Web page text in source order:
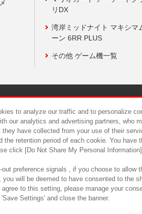
リDX
湾岸ミッドナイト マキシマ
ーン 6RR PLUS
その他 ゲーム機一覧
食品のご提供について カスタマ
to analyze our traffic and to personalize
our analytics and advertising partners, who
have collected from your use of their
retention period of each cookie. You have
click [Do Not Share My Personal
preference signals , if you choose to allow
will be deemed to have consented to the
to this setting, please manage your
Settings' and close the banner.